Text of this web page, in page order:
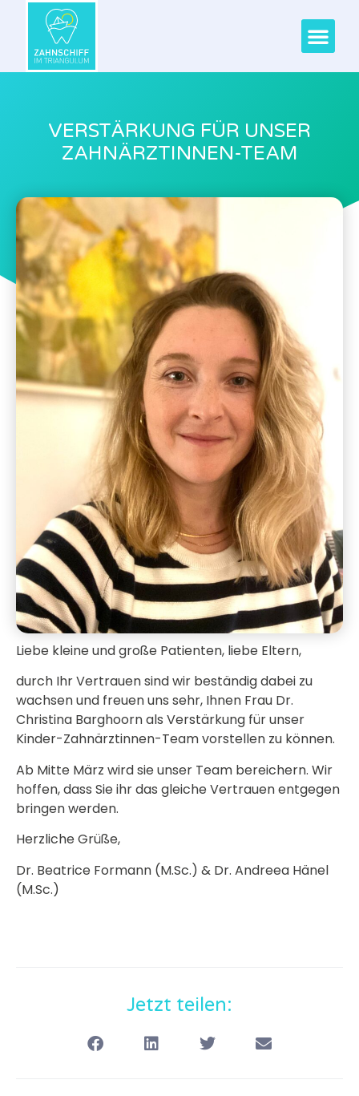
VERSTÄRKUNG FÜR UNSER
ZAHNÄRZTINNEN-TEAM
Liebe kleine und große Patienten, liebe Eltern,
durch Ihr Vertrauen sind wir beständig dabei zu
wachsen und freuen uns sehr, Ihnen Frau Dr.
Christina Barghoorn als Verstärkung für unser
Kinder-Zahnärztinnen-Team vorstellen zu können.
Ab Mitte März wird sie unser Team bereichern. Wir
hoffen, dass Sie ihr das gleiche Vertrauen entgegen
bringen werden.
Herzliche Grüße,
Dr. Beatrice Formann (M.Sc.) & Dr. Andreea Hänel
(M.Sc.)
Jetzt teilen: